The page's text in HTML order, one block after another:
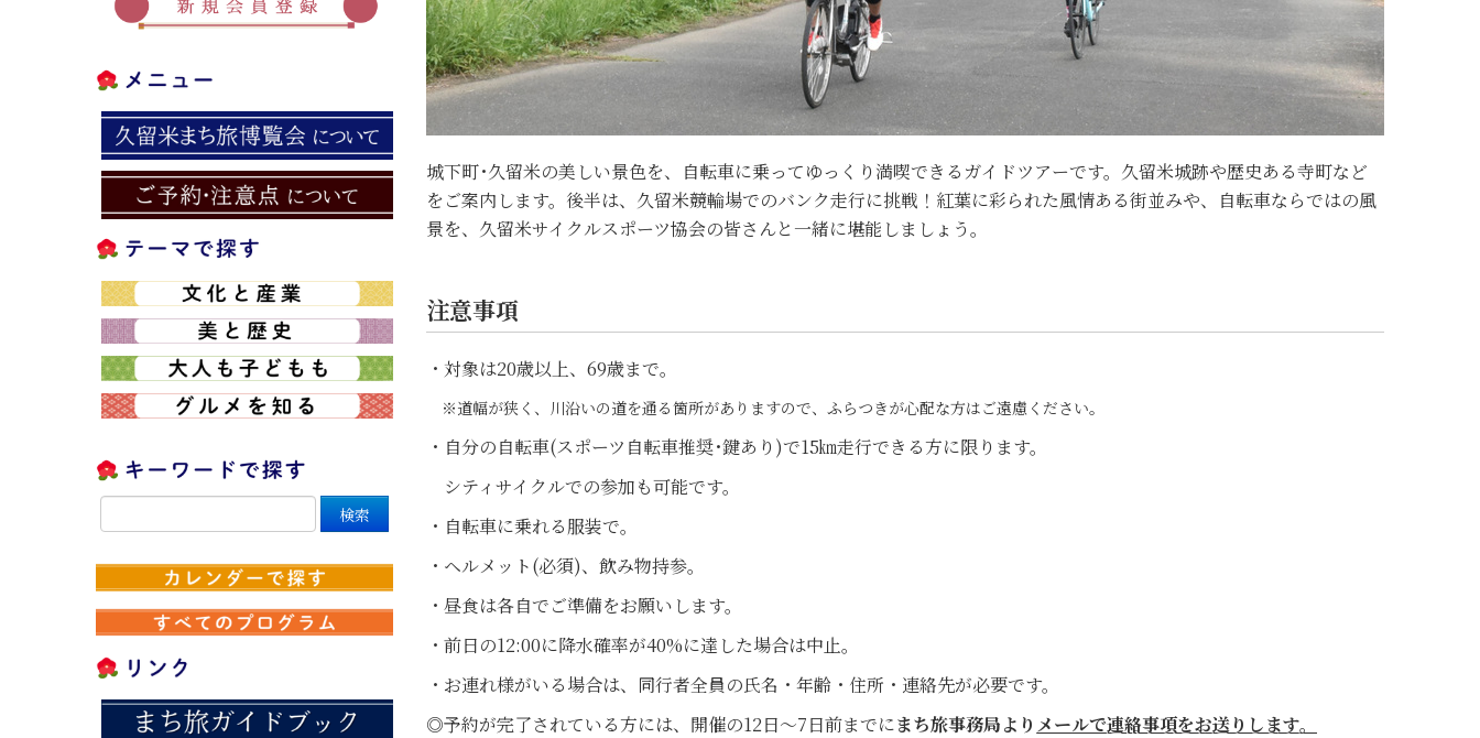
城下町･久留米の美しい景色を、自転車に乗ってゆっくり満喫できるガイドツアーです。久留米城跡や歴史ある寺町など
をご案内します。後半は、久留米競輪場でのバンク走行に挑戦！紅葉に彩られた風情ある街並みや、自転車ならではの風
景を、久留米サイクルスポーツ協会の皆さんと一緒に堪能しましょう。
注意事項
・対象は20歳以上、69歳まで。
※道幅が狭く、川沿いの道を通る箇所がありますので、ふらつきが心配な方はご遠慮ください。
・自分の自転車(スポーツ自転車推奨･鍵あり)で15㎞走行できる方に限ります。
シティサイクルでの参加も可能です。
・自転車に乗れる服装で。
・ヘルメット(必須)、飲み物持参。
・昼食は各自でご準備をお願いします。
・前日の12:00に降水確率が40%に達した場合は中止。
・お連れ様がいる場合は、同行者全員の氏名・年齢・住所・連絡先が必要です。
◎予約が完了されている方には、開催の12日～7日前までにまち旅事務局より メールで連絡事項をお送りします。